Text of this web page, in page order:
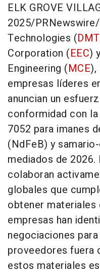
ELK GROVE
2025/
Technologies (DMT
Corporation (EEC)
Engineering (MCE),
empresas líderes
anuncian un
conformidad con la
7052 para imanes
(NdFeB) y
mediados de 2026.
colaboran
globales que
obtener materiales
empresas han
negociaciones
proveedores fuera
estos materiales